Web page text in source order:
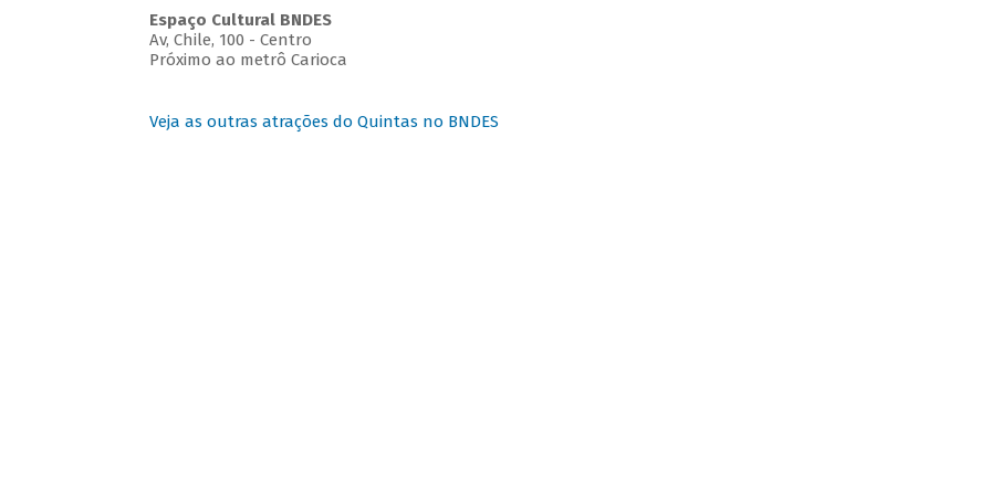
Espaço Cultural BNDES
Av, Chile, 100 - Centro
Próximo ao metrô Carioca
Veja as outras atrações do Quintas no BNDES